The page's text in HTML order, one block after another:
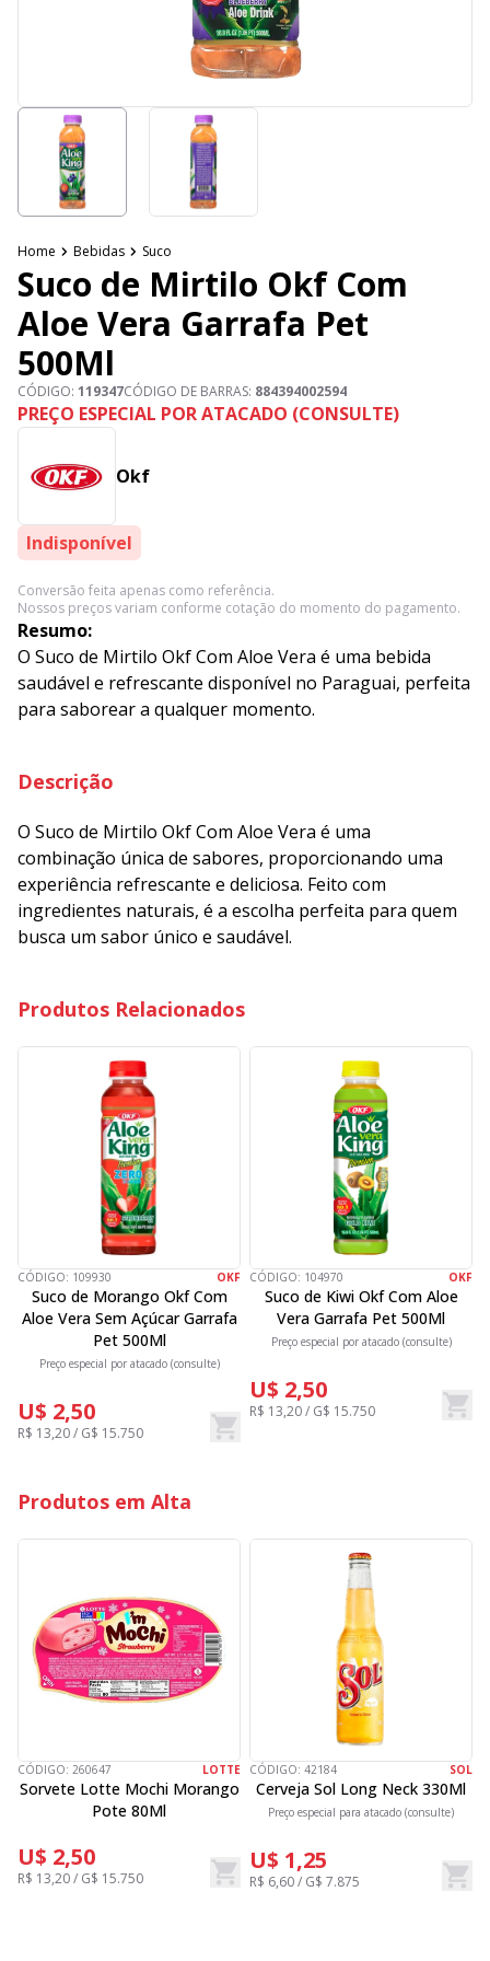
Home Bebidas Suco
Suco de Mirtilo Okf Com
Aloe Vera Garrafa Pet
500Ml
CÓDIGO: 119347CÓDIGO DE BARRAS: 884394002594
PREÇO ESPECIAL POR ATACADO (CONSULTE)
Okf
Indisponível
Conversão feita apenas como referência.
Nossos preços variam conforme cotação do momento do pagamento.
Resumo:
O Suco de Mirtilo Okf Com Aloe Vera é uma bebida
saudável e refrescante disponível no Paraguai, perfeita
para saborear a qualquer momento.
Descrição
O Suco de Mirtilo Okf Com Aloe Vera é uma
combinação única de sabores, proporcionando uma
experiência refrescante e deliciosa. Feito com
ingredientes naturais, é a escolha perfeita para quem
busca um sabor único e saudável.
Produtos Relacionados
CÓDIGO: 109930 OKF
Suco de Morango Okf Com
Aloe Vera Sem Açúcar Garrafa
Pet 500Ml
Preço especial por atacado (consulte)
U$ 2,50
R$ 13,20 / G$ 15.750
CÓDIGO: 104970 OKF
Suco de Kiwi Okf Com Aloe
Vera Garrafa Pet 500Ml
Preço especial por atacado (consulte)
U$ 2,50
R$ 13,20 / G$ 15.750
Produtos em Alta
CÓDIGO: 260647 LOTTE
Sorvete Lotte Mochi Morango
Pote 80Ml
U$ 2,50
R$ 13,20 / G$ 15.750
CÓDIGO: 42184 SOL
Cerveja Sol Long Neck 330Ml
Preço especial para atacado (consulte)
U$ 1,25
R$ 6,60 / G$ 7.875